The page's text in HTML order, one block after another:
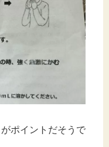
がポイントだそうで